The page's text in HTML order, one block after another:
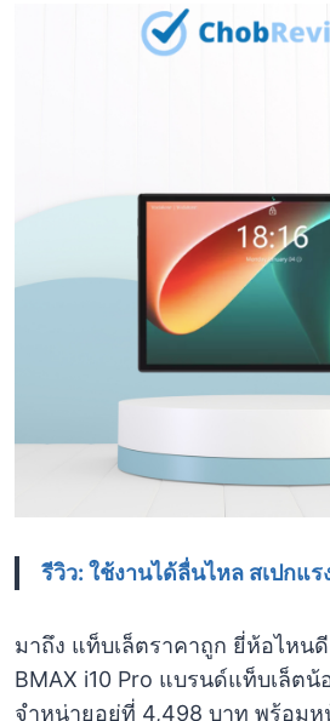
รีวิว: ใช้งานได้ลื่นไหล สเปกแร
มาถึง แท็บเล็ตราคาถูก ยี่ห้อไห
BMAX i10 Pro แบรนด์แท็บเล็ตน้
จำหน่ายอยู่ที่ 4,498 บาท พร้อมห